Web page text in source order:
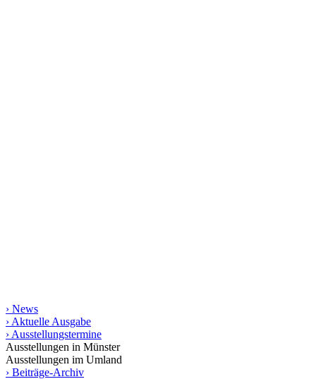
› News
› Aktuelle Ausgabe
› Ausstellungstermine
Ausstellungen in Münster
Ausstellungen im Umland
› Beiträge-Archiv